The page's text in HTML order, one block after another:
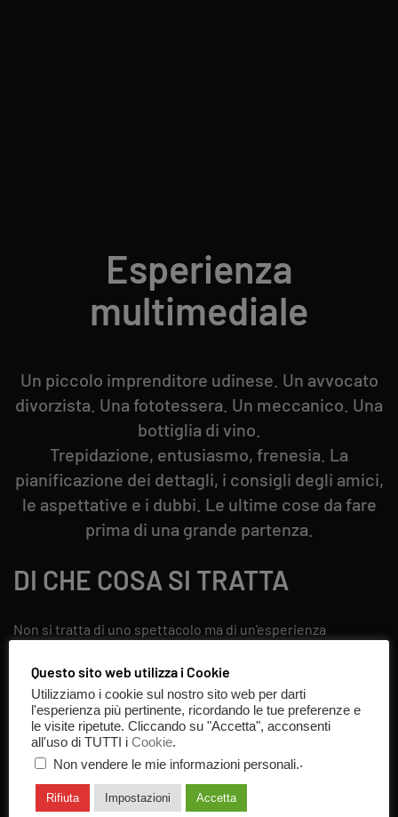
Esperienza
multimediale
Un piccolo imprenditore udinese. Un avvocato
divorzista. Una fototessera. Un meccanico. Una
bottiglia di vino.
Trepidazione, entusiasmo, frenesia. La
pianificazione dei dettagli, i consigli degli amici,
le aspettative e i dubbi. Le ultime cose da fare
prima di una grande partenza.
DI CHE COSA SI TRATTA
Non si tratta di uno spettacolo ma di un’esperienza
condotta attraverso WhatsApp.
Sarà un’esperienza solitaria, in cui ogni partecipante partirà
singolarmente ogni 20 minuti.
Interpreterai il ruolo di Massimo, un imprenditore di mezza
età.
Attraverso i messaggi che riceverai via WhatsApp sarai
invitato a calarti nella vita di Massimo seguendo con
Questo sito web utilizza i Cookie
Utilizziamo i cookie sul nostro sito web per darti
l'esperienza più pertinente, ricordando le tue preferenze e
le visite ripetute. Cliccando su "Accetta", acconsenti
all'uso di TUTTI i Cookie.
Non vendere le mie informazioni personali..
Rifiuta Impostazioni Accetta